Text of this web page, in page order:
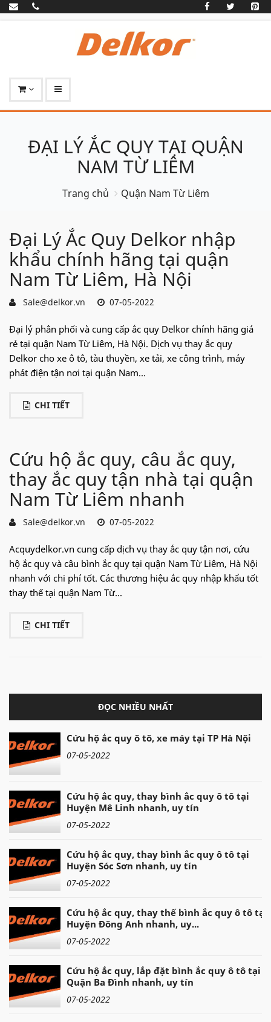
ĐẠI LÝ ẮC QUY TẠI QUẬN
NAM TỪ LIÊM
Trang chủ Quận Nam Từ Liêm
Đại Lý Ắc Quy Delkor nhập
khẩu chính hãng tại quận
Nam Từ Liêm, Hà Nội
Sale@delkor.vn 07-05-2022
Đại lý phân phối và cung cấp ắc quy Delkor chính hãng giá
rẻ tại quận Nam Từ Liêm, Hà Nội. Dịch vụ thay ắc quy
Delkor cho xe ô tô, tàu thuyền, xe tải, xe công trình, máy
phát điện tận nơi tại quận Nam...
CHI TIẾT
Cứu hộ ắc quy, câu ắc quy,
thay ắc quy tận nhà tại quận
Nam Từ Liêm nhanh
Sale@delkor.vn 07-05-2022
Acquydelkor.vn cung cấp dịch vụ thay ắc quy tận nơi, cứu
hộ ắc quy và câu bình ắc quy tại quận Nam Từ Liêm, Hà Nội
nhanh với chi phí tốt. Các thương hiệu ắc quy nhập khẩu tốt
thay thế tại quận Nam Từ...
CHI TIẾT
ĐỌC NHIỀU NHẤT
Cứu hộ ắc quy ô tô, xe máy tại TP Hà Nội
07-05-2022
Cứu hộ ắc quy, thay bình ắc quy ô tô tại
Huyện Mê Linh nhanh, uy tín
07-05-2022
Cứu hộ ắc quy, thay bình ắc quy ô tô tại
Huyện Sóc Sơn nhanh, uy tín
07-05-2022
Cứu hộ ắc quy, thay thế bình ắc quy ô tô tại
Huyện Đông Anh nhanh, uy...
07-05-2022
Cứu hộ ắc quy, lắp đặt bình ắc quy ô tô tại
Quận Ba Đình nhanh, uy tín
07-05-2022